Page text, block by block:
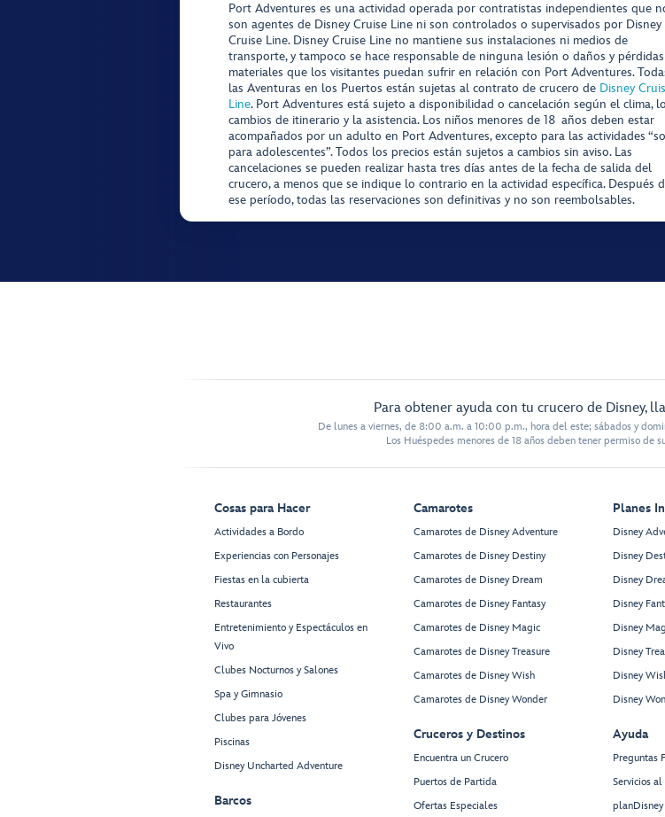
Port Adventures es una actividad operada por contratistas independientes que
son agentes de Disney Cruise Line ni son controlados o supervisados por Disney
Cruise Line. Disney Cruise Line no mantiene sus instalaciones ni medios de
transporte, y tampoco se hace responsable de ninguna lesión o daños y pérdidas
materiales que los visitantes puedan sufrir en relación con Port Adventures.
las Aventuras en los Puertos están sujetas al contrato de crucero de Disney
Line. Port Adventures está sujeto a disponibilidad o cancelación según el clima,
cambios de itinerario y la asistencia. Los niños menores de 18 años deben estar
acompañados por un adulto en Port Adventures, excepto para las actividades
para adolescentes”. Todos los precios están sujetos a cambios sin aviso. Las
cancelaciones se pueden realizar hasta tres días antes de la fecha de salida del
crucero, a menos que se indique lo contrario en la actividad específica. Después
ese período, todas las reservaciones son definitivas y no son reembolsables.
Para obtener ayuda con tu crucero de Disney,
De lunes a viernes, de 8:00 a.m. a 10:00 p.m., hora del este; sábados y
Los Huéspedes menores de 18 años deben tener permiso de
Cosas para Hacer
Actividades a Bordo
Experiencias con Personajes
Fiestas en la cubierta
Restaurantes
Entretenimiento y Espectáculos en
Vivo
Clubes Nocturnos y Salones
Spa y Gimnasio
Clubes para Jóvenes
Piscinas
Disney Uncharted Adventure
Barcos
Camarotes
Camarotes de Disney Adventure
Camarotes de Disney Destiny
Camarotes de Disney Dream
Camarotes de Disney Fantasy
Camarotes de Disney Magic
Camarotes de Disney Treasure
Camarotes de Disney Wish
Camarotes de Disney Wonder
Cruceros y Destinos
Encuentra un Crucero
Puertos de Partida
Ofertas Especiales
Planes
Disney
Disney
Disney
Disney
Disney
Disney
Disney
Disney
Ayuda
Preguntas
Servicios
planDisney